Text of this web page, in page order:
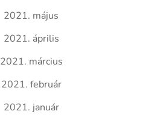
2021. május
2021. április
2021. március
2021. február
2021. január